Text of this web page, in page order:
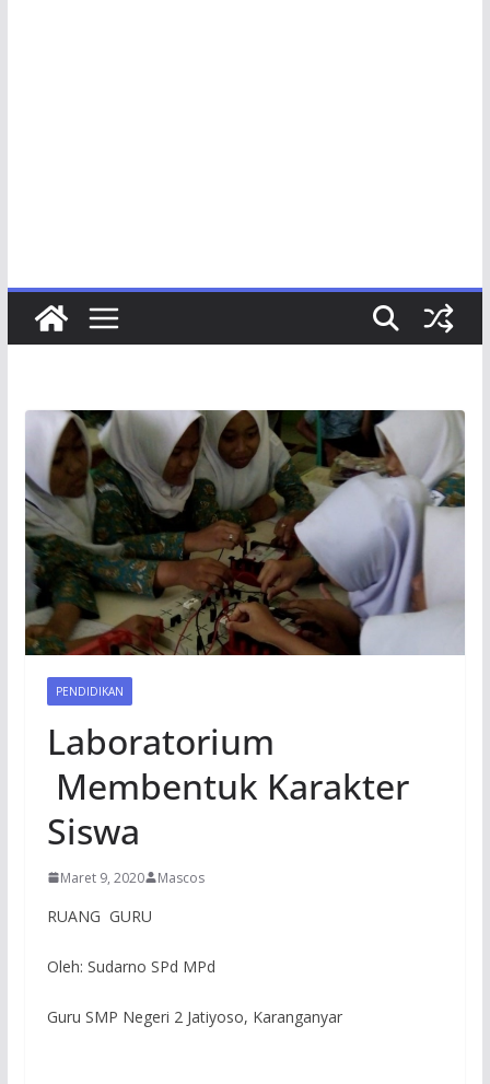
PENDIDIKAN
Laboratorium
Membentuk Karakter
Siswa
Maret 9, 2020 Mascos
RUANG GURU
Oleh: Sudarno SPd MPd
Guru SMP Negeri 2 Jatiyoso, Karanganyar